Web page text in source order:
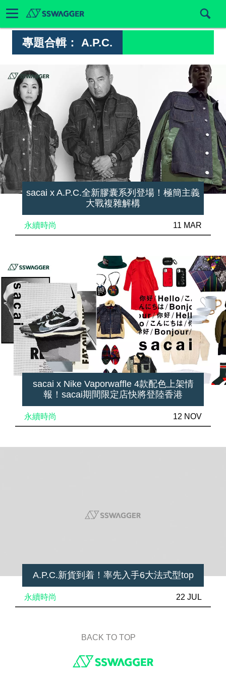
專題合輯： A.P.C.
sacai x A.P.C.全新膠囊系列登場！極簡主義
大戰複雜解構
永續時尚 11 MAR
sacai x Nike Vaporwaffle 4款配色上架情
報！sacai期間限定店快將登陸香港
永續時尚 12 NOV
A.P.C.新貨到着！率先入手6大法式型top
永續時尚 22 JUL
BACK TO TOP